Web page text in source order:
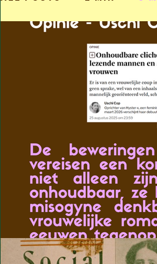
Kort Verhaal
Anaïs
Interview
Louisa Bogaerts